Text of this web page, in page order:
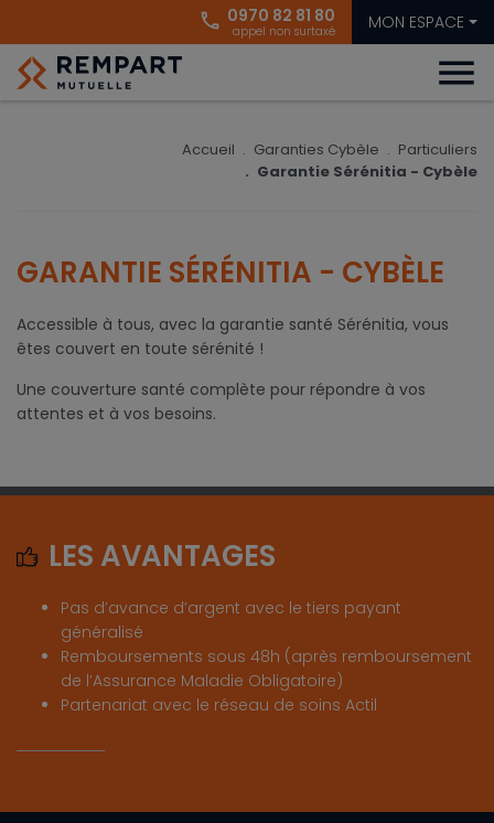
phone 0970 82 81 80
appel non surtaxé MON ESPACE
menu
Accueil Garanties Cybèle
Particuliers
Garantie Sérénitia - Cybèle
GARANTIE SÉRÉNITIA - CYBÈLE
Accessible à tous, avec la garantie santé Sérénitia, vous
êtes couvert en toute sérénité !
Une couverture santé complète pour répondre à vos
attentes et à vos besoins.
LES AVANTAGES
Pas d’avance d’argent avec le tiers payant
généralisé
Remboursements sous 48h (après remboursement
de l’Assurance Maladie Obligatoire)
Partenariat avec le réseau de soins Actil